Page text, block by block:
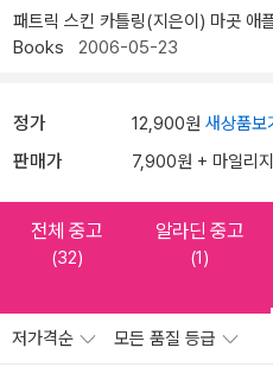
패트릭 스킨 카틀링(지은이) 마곳 애
Books 2006-05-23
정가 12,900원 새상품보
판매가 7,900원 + 마일리
전체 중고
(32)
알라딘 중고
(1)
저가격순 모든 품질 등급